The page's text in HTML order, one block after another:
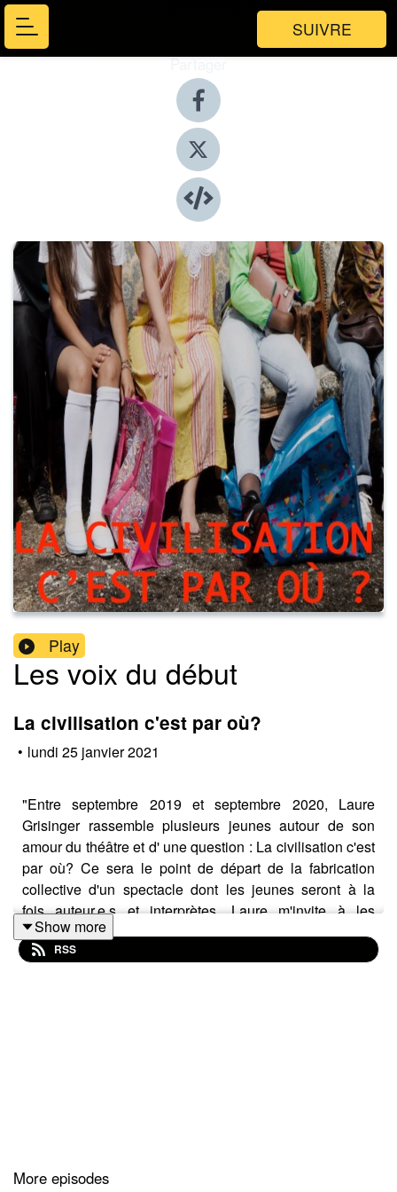
SUIVRE
Partager
Play
Les voix du début
La civilisation c'est par où?
• lundi 25 janvier 2021
"Entre septembre 2019 et septembre 2020, Laure
Grisinger rassemble plusieurs jeunes autour de son
amour du théâtre et d' une question : La civilisation c'est
par où? Ce sera le point de départ de la fabrication
collective d'un spectacle dont les jeunes seront à la
fois auteur.e.s et interprètes. Laure m'invite à les
enregistrer.
histoires, accueillir toutes les singularités, permettre à
Show more
RSS
More episodes